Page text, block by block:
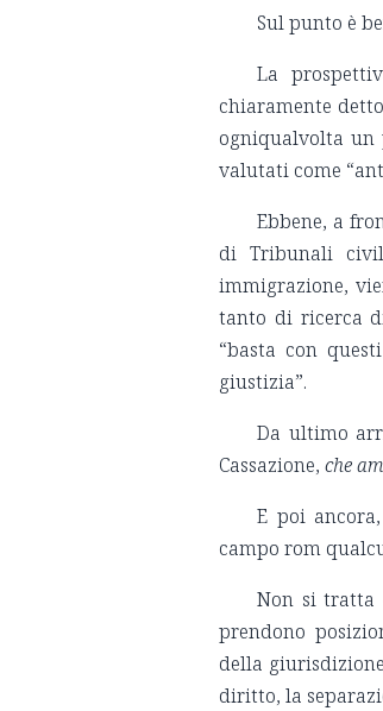
Sul punto è
La
chiaramente
ogniqualvolta
valutati come
Ebbene, a
di Tribunali
immigrazione,
tanto di ricerca
“basta con
giustizia”.
Da ultimo
Cassazione,che
E poi
campo rom
Non si tratta
prendono
della
diritto, la